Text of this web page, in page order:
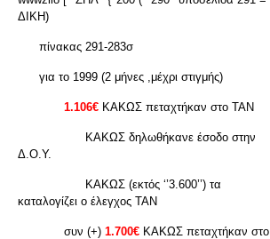
ΔΙΚΗ)
πίνακας 291-283σ
για το 1999 (2 μήνες ,μέχρι στιγμής)
1.106€ ΚΑΚΩΣ πεταχτήκαν στο ΤΑΝ
ΚΑΚΩΣ δηλωθήκανε έσοδο στην
Δ.Ο.Υ.
ΚΑΚΩΣ (εκτός ‘’3.600’’) τα
καταλογίζει ο έλεγχος ΤΑΝ
συν (+) 1.700€ ΚΑΚΩΣ πεταχτήκαν στο